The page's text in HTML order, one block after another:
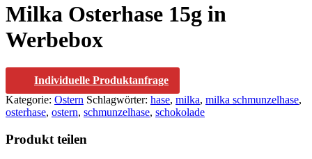
Milka Osterhase 15g in
Werbebox
Individuelle Produktanfrage
Kategorie: Ostern Schlagwörter: hase, milka, milka schmunzelhase,
osterhase, ostern, schmunzelhase, schokolade
Produkt teilen